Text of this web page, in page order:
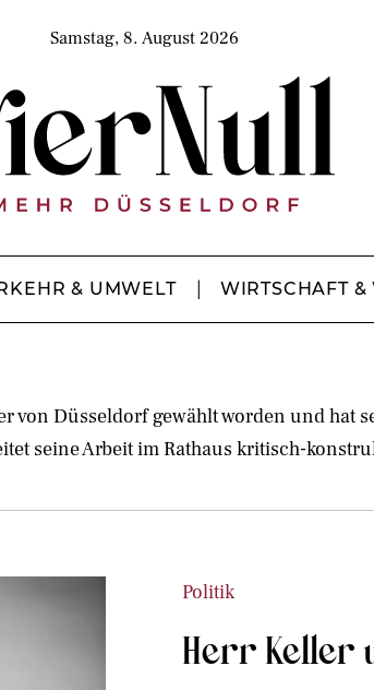
Samstag, 8. August 2026
& UMWELT WIRTSCHAFT &
Düsseldorf gewählt worden und hat
seine Arbeit im Rathaus kritisch-
Politik
Herr Keller